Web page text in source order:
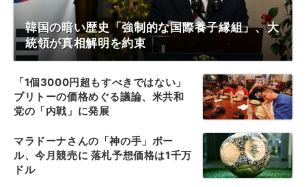
韓国の暗い歴史「強制的な国際養子縁組」、大
統領が真相解明を約束
「1個3000円超もすべきではない」
ブリトーの価格めぐる議論、米共和
党の「内戦」に発展
マラドーナさんの「神の手」ボー
ル、今月競売に 落札予想価格は1千万
ドル